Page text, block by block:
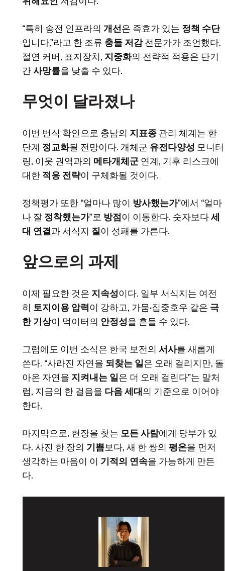
“특히 송전 인프라의 개선은 즉효가 있는 정책 수단
입니다,”라고 한 조류 충돌 저감전문가가 조언했다.
절연 커버, 표지장치, 지중화의 전략적 적용은 단기
간사망률을 낮출 수 있다.
무엇이 달라졌나
이번 번식 확인으로 충남의 지표종 관리 체계는 한
단계 정교화될 전망이다. 개체군 유전다양성 모니터
링, 이웃 권역과의 메타개체군 연계, 기후 리스크에
대한 적응 전략이 구체화될 것이다.
정책평가 또한 “얼마나 많이 방사했는가”에서 “얼마
나 잘 정착했는가”로 방점 이 이동한다. 숫자보다세
대 연결과 서식지 질이 성패를 가른다.
앞으로의 과제
이제 필요한 것은 지속성이다. 일부 서식지는 여전
히 토지이용 압력이 강하고, 가뭄·집중호우 같은 극
한 기상이 먹이터의 안정성을 흔들 수 있다.
그럼에도 이번 소식은 한국 보전의 서사를 새롭게
쓴다. “사라진 자연을 되찾는 일은 오래 걸리지만, 돌
아온 자연을 지켜내는 일은 더 오래 걸린다”는 말처
럼, 지금의 한 걸음을 다음 세대 의 기준으로 이어야
한다.
마지막으로, 현장을 찾는 모든 사람에게 당부가 있
다. 사진 한 장의 기쁨보다, 새 한 쌍의 평온을 먼저
생각하는 마음이 이 기적의 연속을 가능하게 만든
다.